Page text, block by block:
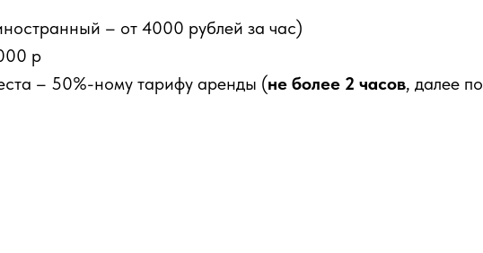
– от 4000 рублей за час)
р
– 50%-ному тарифу аренды (не более 2 часов, далее по